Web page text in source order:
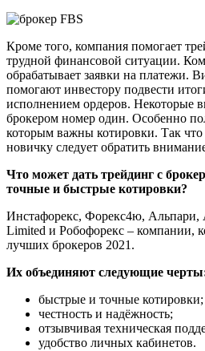
Кроме того, компания помогает
трудной финансовой ситуации.
обрабатывает заявки на платежи.
помогают инвестору подвести
исполнением ордеров. Некоторые
брокером номер один. Особенно
которым важны котировки. Так
новичку следует обратить
Что может дать трейдинг с
точные и быстрые котировки?
Инстафорекс, Форекс4ю,
Limited и Робофорекс – компании,
лучших брокеров 2021.
Их объединяют следующие
быстрые и точные котировки;
честность и надёжность;
отзывчивая техническая
удобство личных кабинетов.